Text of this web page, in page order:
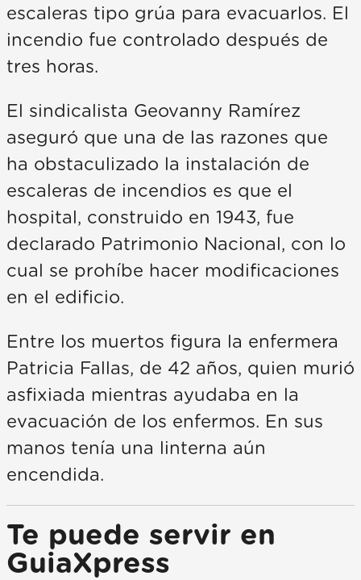
escaleras tipo grúa para evacuarlos. El
incendio fue controlado después de
tres horas.
El sindicalista Geovanny Ramírez
aseguró que una de las razones que
ha obstaculizado la instalación de
escaleras de incendios es que el
hospital, construido en 1943, fue
declarado Patrimonio Nacional, con lo
cual se prohíbe hacer modificaciones
en el edificio.
Entre los muertos figura la enfermera
Patricia Fallas, de 42 años, quien murió
asfixiada mientras ayudaba en la
evacuación de los enfermos. En sus
manos tenía una linterna aún
encendida.
Te puede servir en
GuiaXpress